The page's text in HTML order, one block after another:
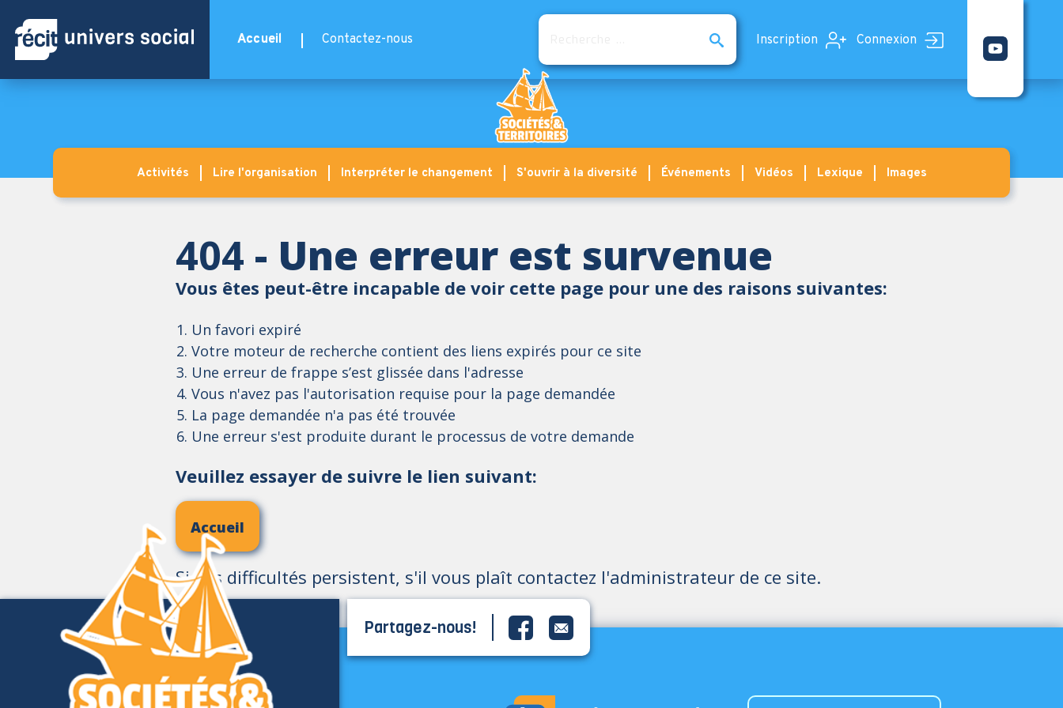
Accueil Contactez-nous
Rechercher
Inscription
Connexion
Activités Lire l'organisation Interpréter le changement S'ouvrir à la diversité Événements Vidéos Lexique Images
404 - Une erreur est survenue
Vous êtes peut-être incapable de voir cette page pour une des raisons suivantes:
Un favori expiré
Votre moteur de recherche contient des liens expirés pour ce site
Une erreur de frappe s’est glissée dans l'adresse
Vous n'avez pas l'autorisation requise pour la page demandée
La page demandée n'a pas été trouvée
Une erreur s'est produite durant le processus de votre demande
Veuillez essayer de suivre le lien suivant:
Accueil
Si vos difficultés persistent, s'il vous plaît contactez l'administrateur de ce site.
Partagez-nous!